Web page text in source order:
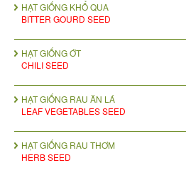
HẠT GIỐNG KHỔ QUA
BITTER GOURD SEED
HẠT GIỐNG ỚT
CHILI SEED
HẠT GIỐNG RAU ĂN LÁ
LEAF VEGETABLES SEED
HẠT GIỐNG RAU THƠM
HERB SEED